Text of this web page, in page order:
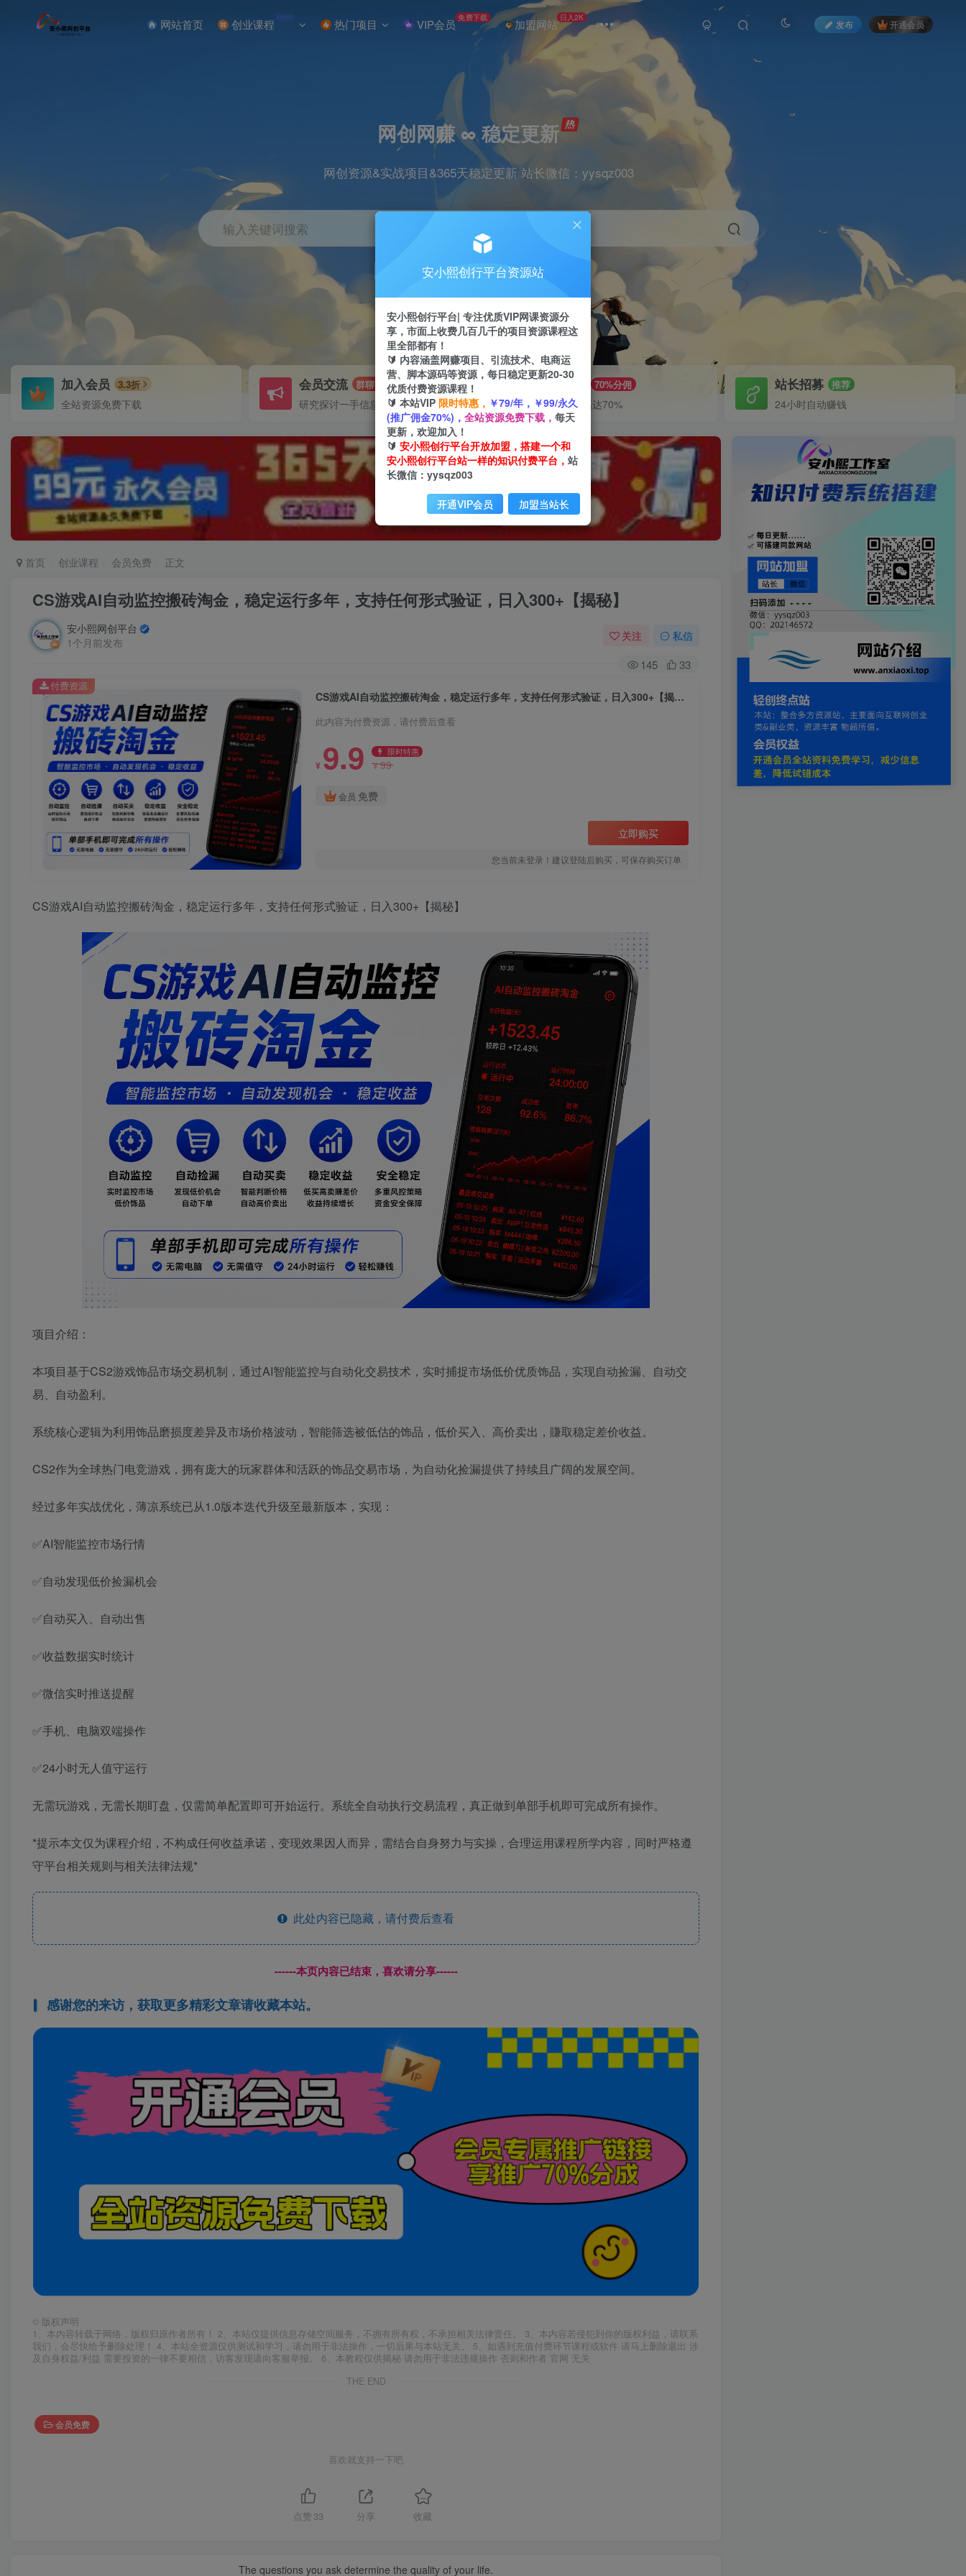
网站首页 创业课程 NEW 热门项目 VIP会员 免费下载 加盟网站 日入2K
发布 开通会员
网创网赚 ∞ 稳定更新
网创资源&实战项目&365天稳定更新 站长微信：yysqz003
输入关键词搜索
抖音 挂机 直播 小红书
加入会员 3.3折
全站资源免费下载
会员交流 群聊
研究探讨一手信息差
推广赚钱 70%分佣
推广返佣高达70%
站长招募 推荐
24小时自动赚钱
首页 创业课程 会员免费 正文
CS游戏AI自动监控搬砖淘金，稳定运行多年，支持任何形式验证，日入300+【揭秘】
安小熙网创平台
1个月前发布
关注 私信
145 33
CS游戏AI自动监控搬砖淘金，稳定运行多年，支持任何形式验证，日入300+【揭秘】
此内容为付费资源，请付费后查看
¥ 9.9 限时特惠
¥99
会员 免费
立即购买
您当前未登录！建议登陆后购买，可保存购买订单
付费资源
CS游戏AI自动监控搬砖淘金，稳定运行多年，支持任何形式验证，日入300+【揭秘】
项目介绍：
本项目基于CS2游戏饰品市场交易机制，通过AI智能监控与自动化交易技术，实时捕捉市场低价优质饰品，实现自动捡漏、自动交
易、自动盈利。
系统核心逻辑为利用饰品磨损度差异及市场价格波动，智能筛选被低估的饰品，低价买入、高价卖出，賺取稳定差价收益。
CS2作为全球热门电竞游戏，拥有庞大的玩家群体和活跃的饰品交易市场，为自动化捡漏提供了持续且广阔的发展空间。
经过多年实战优化，薄凉系统已从1.0版本迭代升级至最新版本，实现：
✅AI智能监控市场行情
✅自动发现低价捡漏机会
✅自动买入、自动出售
✅收益数据实时统计
✅微信实时推送提醒
✅手机、电脑双端操作
✅24小时无人值守运行
无需玩游戏，无需长期盯盘，仅需简单配置即可开始运行。系统全自动执行交易流程，真正做到单部手机即可完成所有操作。
*提示本文仅为课程介绍，不构成任何收益承诺，变现效果因人而异，需结合自身努力与实操，合理运用课程所学内容，同时严格遵
守平台相关规则与相关法律法规*
此处内容已隐藏，请付费后查看
------本页内容已结束，喜欢请分享------
感谢您的来访，获取更多精彩文章请收藏本站。
© 版权声明
1、本内容转载于网络，版权归原作者所有！ 2、本站仅提供信息存储空间服务，不拥有所有权，不承担相关法律责任。 3、本内容若侵犯到你的版权利益，请联系
我们，会尽快给予删除处理！ 4、本站全资源仅供测试和学习，请勿用于非法操作，一切后果与本站无关。 5、如遇到充值付费环节课程或软件 请马上删除退出 涉
及自身权益/利益 需要投资的一律不要相信，访客发现请向客服举报。 6、本教程仅供揭秘 请勿用于非法违规操作 否则和作者 官网 无关
THE END
会员免费
喜欢就支持一下吧
点赞 33 分享 收藏
The questions you ask determine the quality of your life.
安小熙创行平台资源站
安小熙创行平台| 专注优质VIP网课资源分
享，市面上收费几百几千的项目资源课程这
里全部都有！
🔰 内容涵盖网赚项目、引流技术、电商运
营、脚本源码等资源，每日稳定更新20-30
优质付费资源课程！
🔰 本站VIP 限时特惠， ￥79/年，￥99/永久
(推广佣金70%)， 全站资源免费下载， 每天
更新，欢迎加入！
🔰 安小熙创行平台开放加盟，搭建一个和
安小熙创行平台站一样的知识付费平台， 站
长微信：yysqz003
开通VIP会员 加盟当站长